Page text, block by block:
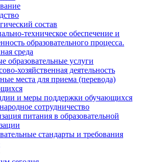
состав
техническое обеспечение и
образовательного процесса.
среда
образовательные услуги
хозяйственная деятельность
места для приема (перевода)
и меры поддержки обучающихся
сотрудничество
питания в образовательной
стандарты и требования